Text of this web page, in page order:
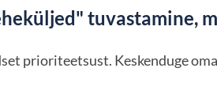
tuvastamine,
prioriteetsust. Keskenduge